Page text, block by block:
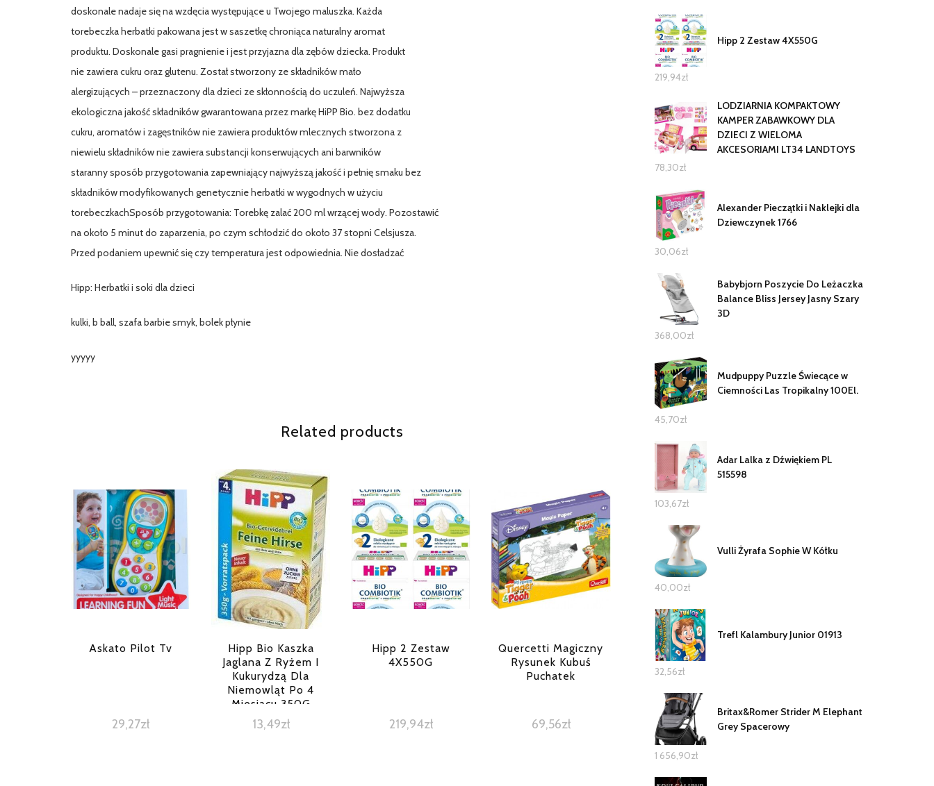
doskonale nadaje się na wzdęcia występujące u Twojego maluszka. Każda
torebeczka herbatki pakowana jest w saszetkę chroniąca naturalny aromat
produktu. Doskonale gasi pragnienie i jest przyjazna dla zębów dziecka. Produkt
nie zawiera cukru oraz glutenu. Został stworzony ze składników mało
alergizujących – przeznaczony dla dzieci ze skłonnością do uczuleń. Najwyższa
ekologiczna jakość składników gwarantowana przez markę HiPP Bio. bez dodatku
cukru, aromatów i zagęstników nie zawiera produktów mlecznych stworzona z
niewielu składników nie zawiera substancji konserwujących ani barwników
staranny sposób przygotowania zapewniający najwyższą jakość i pełnię smaku bez
składników modyfikowanych genetycznie herbatki w wygodnych w użyciu
torebeczkachSposób przygotowania: Torebkę zalać 200 ml wrzącej wody. Pozostawić
na około 5 minut do zaparzenia, po czym schłodzić do około 37 stopni Celsjusza.
Przed podaniem upewnić się czy temperatura jest odpowiednia. Nie dosładzać
Hipp: Herbatki i soki dla dzieci
kulki, b ball, szafa barbie smyk, bolek płynie
yyyyy
Related products
Askato Pilot Tv
29,27zł
Hipp Bio Kaszka
Jaglana Z Ryżem I
Kukurydzą Dla
Niemowląt Po 4
Miesiącu 350G
13,49zł
Hipp 2 Zestaw
4X550G
219,94zł
Quercetti Magiczny
Rysunek Kubuś
Puchatek
69,56zł
Hipp 2 Zestaw 4X550G
219,94zł
LODZIARNIA KOMPAKTOWY
KAMPER ZABAWKOWY DLA
DZIECI Z WIELOMA
AKCESORIAMI LT34 LANDTOYS
78,30zł
Alexander Pieczątki i Naklejki dla
Dziewczynek 1766
30,06zł
Babybjorn Poszycie Do Leżaczka
Balance Bliss Jersey Jasny Szary
3D
368,00zł
Mudpuppy Puzzle Świecące w
Ciemności Las Tropikalny 100El.
45,70zł
Adar Lalka z Dźwiękiem PL
515598
103,67zł
Vulli Żyrafa Sophie W Kółku
40,00zł
Trefl Kalambury Junior 01913
32,56zł
Britax&Romer Strider M Elephant
Grey Spacerowy
1 656,90zł